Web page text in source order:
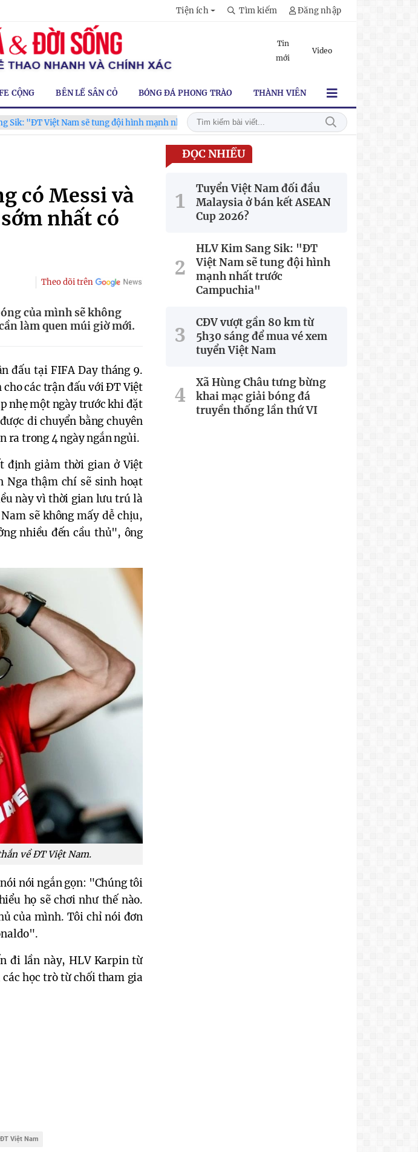
Tiện ích Tìm kiếm Đăng nhập
Tin
mới
Video
CỘNG BÊN LỀ SÂN CỎ BÓNG ĐÁ PHONG TRÀO THÀNH VIÊN
Việt Nam sẽ tung đội hình mạnh nhất trước Campuchia" CĐV vượt gần 80 km từ 5h30 sáng để
có Messi và
nhất có
Theo dõi trên
của mình sẽ không
làm quen múi giờ mới.
đấu tại FIFA Day tháng 9.
cho các trận đấu với ĐT Việt
nhẹ một ngày trước khi đặt
di chuyển bằng chuyên
ra trong 4 ngày ngắn ngủi.
định giảm thời gian ở Việt
Nga thậm chí sẽ sinh hoạt
này vì thời gian lưu trú là
sẽ không mấy dễ chịu,
nhiều đến cầu thủ", ông
về ĐT Việt Nam.
nói ngắn gọn: "Chúng tôi
họ sẽ chơi như thế nào.
của mình. Tôi chỉ nói đơn
đi lần này, HLV Karpin từ
học trò từ chối tham gia
Việt Nam
ĐỌC NHIỀU
Tuyển Việt Nam đối đầu
Malaysia ở bán kết ASEAN
Cup 2026?
HLV Kim Sang Sik: "ĐT
Việt Nam sẽ tung đội hình
mạnh nhất trước
Campuchia"
CĐV vượt gần 80 km từ
5h30 sáng để mua vé xem
tuyển Việt Nam
Xã Hùng Châu tưng bừng
khai mạc giải bóng đá
truyền thống lần thứ VI